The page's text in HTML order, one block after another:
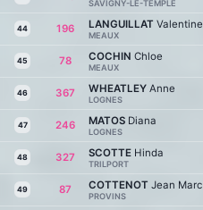
SAVIGNY-LE-TEMPLE
44 196 LANGUILLAT Valentine
MEAUX
45 78 COCHIN Chloe
MEAUX
46 367 WHEATLEY Anne
LOGNES
47 246 MATOS Diana
LOGNES
48 327 SCOTTE Hinda
TRILPORT
49 87 COTTENOT Jean Marc
PROVINS